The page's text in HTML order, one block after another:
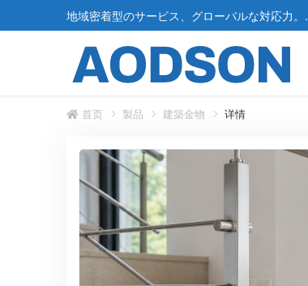
地域密着型のサービス、グローバルな対応力。.
首页 製品 建築金物 详情